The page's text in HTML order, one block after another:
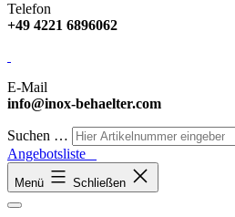
Telefon
+49 4221 6896062
E-Mail
info@inox-behaelter.com
Suchen …
Angebotsliste
Menü Schließen